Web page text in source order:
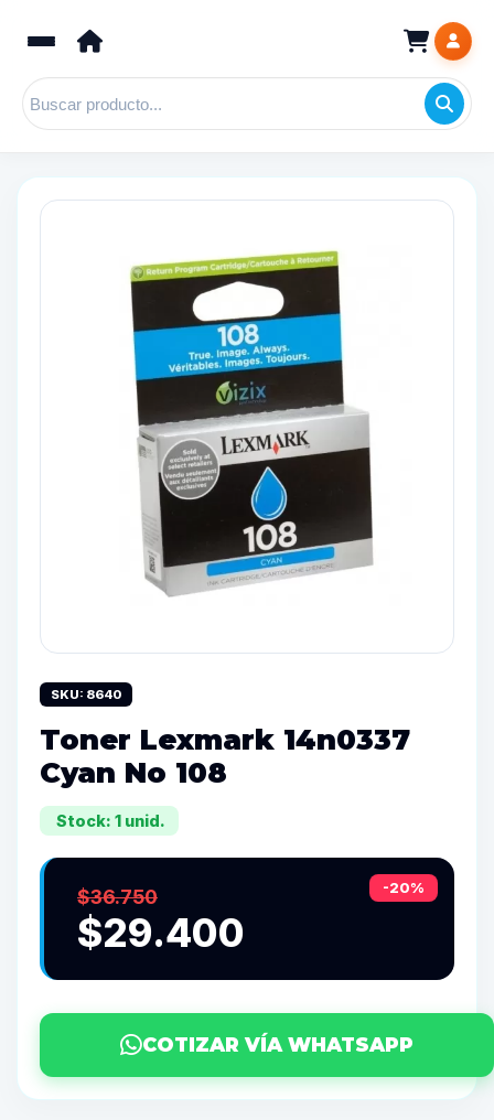
SKU: 8640
Toner Lexmark 14n0337
Cyan No 108
Stock: 1 unid.
-20%
$36.750
$29.400
COTIZAR VÍA WHATSAPP